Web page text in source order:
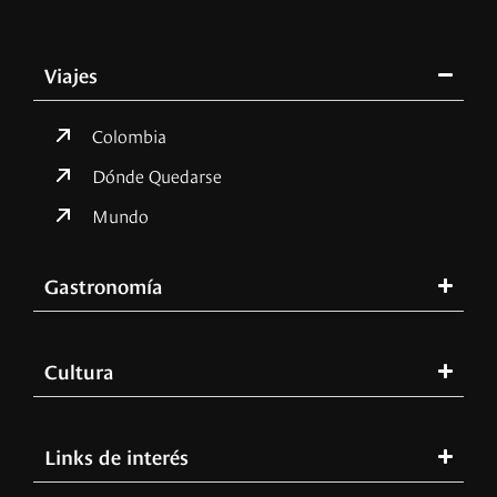
Viajes
Colombia
Dónde Quedarse
Mundo
Gastronomía
Cultura
Links de interés